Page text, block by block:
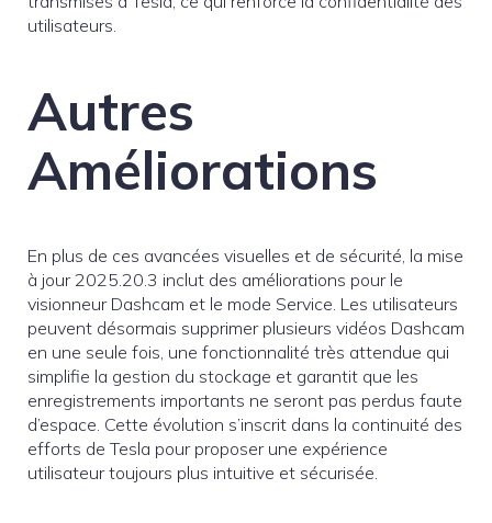
utilisateurs.
Autres
Améliorations
En plus de ces avancées visuelles et de sécurité, la mise
à jour 2025.20.3 inclut des améliorations pour le
visionneur Dashcam et le mode Service. Les utilisateurs
peuvent désormais supprimer plusieurs vidéos Dashcam
en une seule fois, une fonctionnalité très attendue qui
simplifie la gestion du stockage et garantit que les
enregistrements importants ne seront pas perdus faute
d’espace. Cette évolution s’inscrit dans la continuité des
efforts de Tesla pour proposer une expérience
utilisateur toujours plus intuitive et sécurisée.